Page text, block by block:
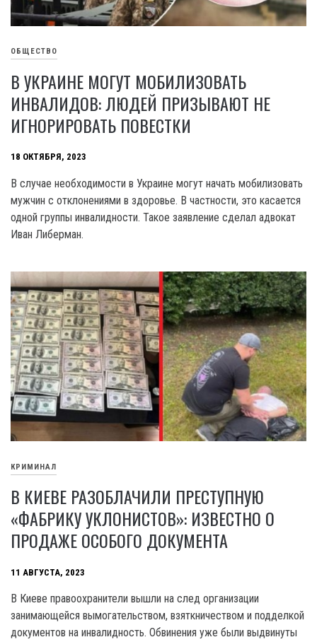
ОБЩЕСТВО
В УКРАИНЕ МОГУТ МОБИЛИЗОВАТЬ
ИНВАЛИДОВ: ЛЮДЕЙ ПРИЗЫВАЮТ НЕ
ИГНОРИРОВАТЬ ПОВЕСТКИ
18 ОКТЯБРЯ, 2023
В случае необходимости в Украине могут начать мобилизовать
мужчин c отклонениями в здоровье. В частности, это касается
одной группы инвалидности. Такое заявление сделал адвокат
Иван Либерман.
КРИМИНАЛ
В КИЕВЕ РАЗОБЛАЧИЛИ ПРЕСТУПНУЮ
«ФАБРИКУ УКЛОНИСТОВ»: ИЗВЕСТНО О
ПРОДАЖЕ ОСОБОГО ДОКУМЕНТА
11 АВГУСТА, 2023
B Киеве правоохранители вышли на след организации
занимающейся вымогательством, взяткничеством и подделкой
документов на инвалидность. Обвинения уже были выдвинуты